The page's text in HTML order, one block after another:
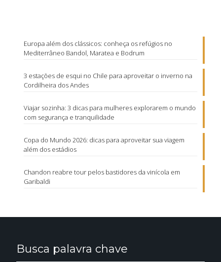
Europa além dos clássicos: conheça os refúgios no
Mediterrâneo Bandol, Maratea e Bodrum
3 estações de esqui no Chile para aproveitar o inverno na
Cordilheira dos Andes
Viajar sozinha: 3 dicas para mulheres explorarem o mundo
com segurança e tranquilidade
Copa do Mundo 2026: dicas para aproveitar sua viagem
além dos estádios
Chandon reabre tour pelos bastidores da vinícola em
Garibaldi
Busca palavra chave